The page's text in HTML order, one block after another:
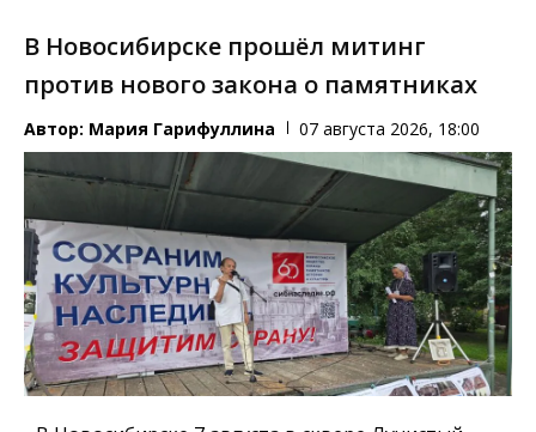
В Новосибирске прошёл митинг
против нового закона о памятниках
Автор: Мария Гарифуллина 07 августа 2026, 18:00